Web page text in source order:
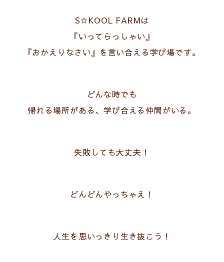
S☆KOOL FARMは
『いってらっしゃい』
『おかえりなさい』を言い合える学び場です。
どんな時でも
帰れる場所がある、学び合える仲間がいる。
失敗しても大丈夫！
どんどんやっちゃえ！
人生を思いっきり生き抜こう！